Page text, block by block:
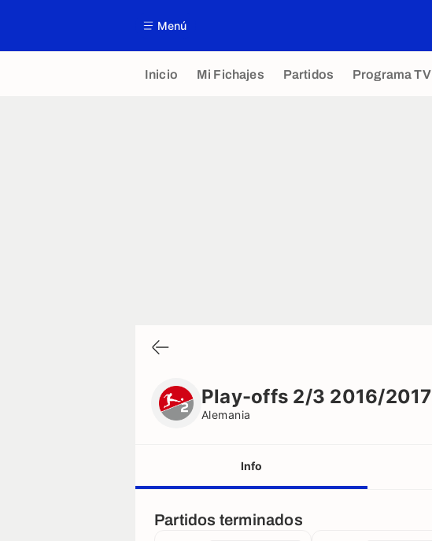
Menú
Inicio Mi Fichajes Partidos Programa TV
Play-offs 2/3 2016/2017
Alemania
Info
Partidos terminados